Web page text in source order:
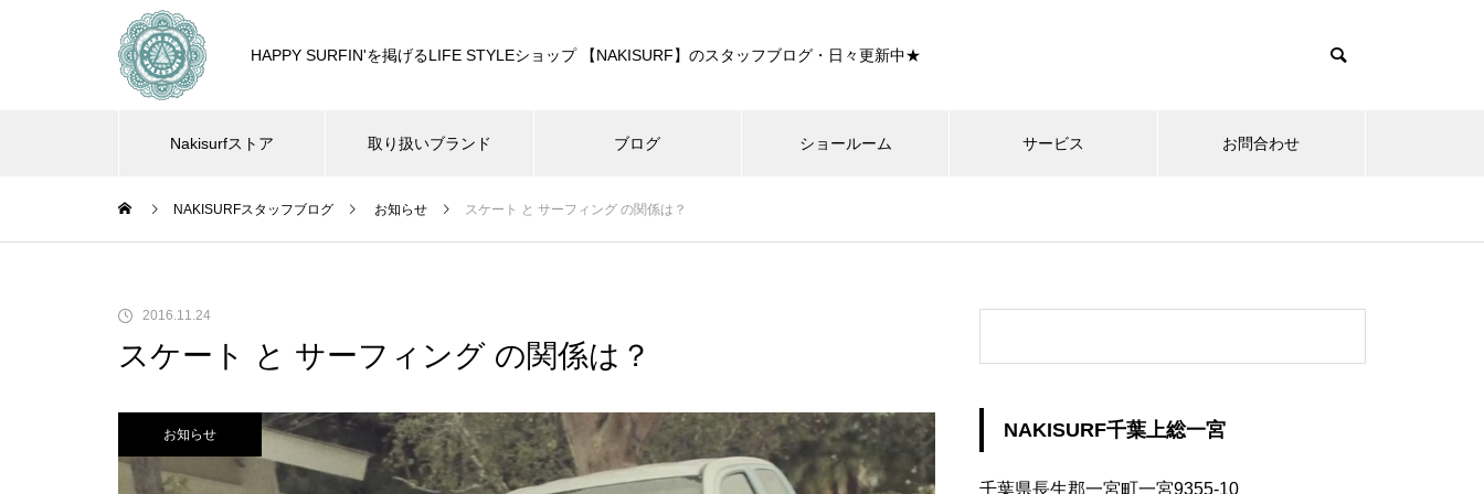
HAPPY SURFIN'を掲げるLIFE STYLEショップ 【NAKISURF】のスタッフブログ・日々更新中★
Nakisurfストア 取り扱いブランド ブログ ショールーム サービス お問合わせ
NAKISURFスタッフブログ お知らせ スケート と サーフィング の関係は？
2016.11.24
スケート と サーフィング の関係は？
お知らせ NAKISURF千葉上総一宮
千葉県長生郡一宮町一宮9355-10